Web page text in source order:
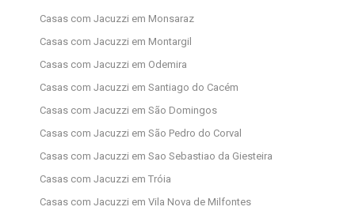
Casas com Jacuzzi em Monsaraz
Casas com Jacuzzi em Montargil
Casas com Jacuzzi em Odemira
Casas com Jacuzzi em Santiago do Cacém
Casas com Jacuzzi em São Domingos
Casas com Jacuzzi em São Pedro do Corval
Casas com Jacuzzi em Sao Sebastiao da Giesteira
Casas com Jacuzzi em Tróia
Casas com Jacuzzi em Vila Nova de Milfontes